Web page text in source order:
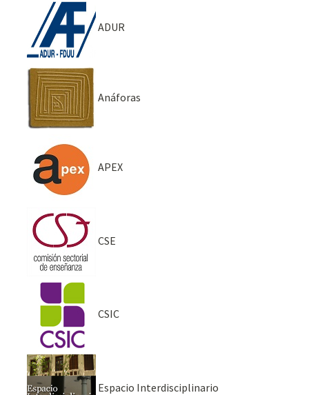
ADUR
Anáforas
APEX
CSE
CSIC
Espacio Interdisciplinario